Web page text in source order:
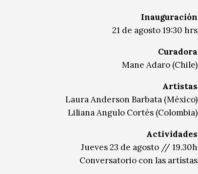
Inauguración
21 de agosto 19:30 hrs
Curadora
Mane Adaro (Chile)
Artistas
Laura Anderson Barbata (México)
Liliana Angulo Cortés (Colombia)
Actividades
Jueves 23 de agosto // 19.30h
Conversatorio con las artístas